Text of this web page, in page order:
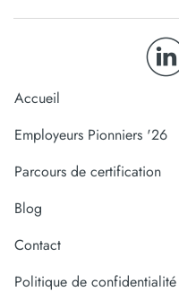
Accueil
Employeurs Pionniers '26
Parcours de certification
Blog
Contact
Politique de confidentialité